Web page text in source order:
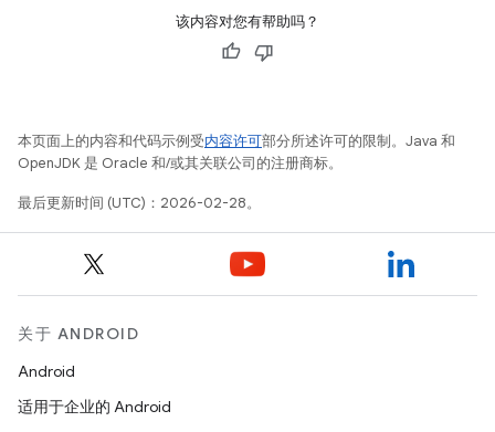
该内容对您有帮助吗？
本页面上的内容和代码示例受内容许可部分所述许可的限制。Java 和
OpenJDK 是 Oracle 和/或其关联公司的注册商标。
最后更新时间 (UTC)：2026-02-28。
关于 ANDROID
Android
适用于企业的 Android